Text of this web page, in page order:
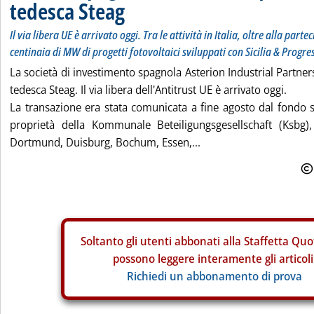
tedesca Steag
Il via libera UE è arrivato oggi. Tra le attività in Italia, oltre alla
centinaia di MW di progetti fotovoltaici sviluppati con Sicilia &
La società di investimento spagnola Asterion Industrial
tedesca Steag. Il via libera dell'Antitrust UE è arrivato oggi.
La transazione era stata comunicata a fine agosto dal fondo
proprietà della Kommunale Beteiligungsgesellschaft
Dortmund, Duisburg, Bochum, Essen,...
Soltanto gli utenti abbonati alla Staffetta
possono leggere interamente gli
Richiedi un abbonamento di prova